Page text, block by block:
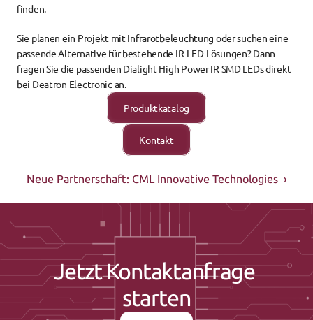
finden.
Sie planen ein Projekt mit Infrarotbeleuchtung oder suchen eine
passende Alternative für bestehende IR-LED-Lösungen? Dann
fragen Sie die passenden Dialight High Power IR SMD LEDs direkt
bei Deatron Electronic an.
Produktkatalog
Kontakt
Neue Partnerschaft: CML Innovative Technologies  ›
Jetzt Kontaktanfrage
starten